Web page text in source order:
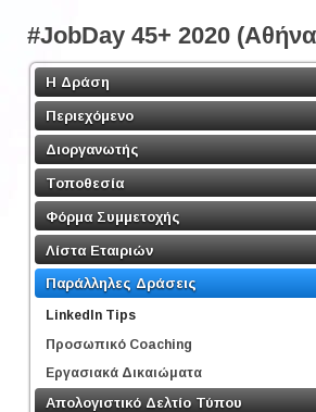
#JobDay 45+ 2020
Η Δράση
Περιεχόμενο
Διοργανωτής
Τοποθεσία
Φόρμα Συμμετοχής
Λίστα Εταιριών
Παράλληλες Δράσεις
LinkedΙn Tips
Προσωπικό Coaching
Εργασιακά Δικαιώματα
Απολογιστικό Δελτίο Τύπου